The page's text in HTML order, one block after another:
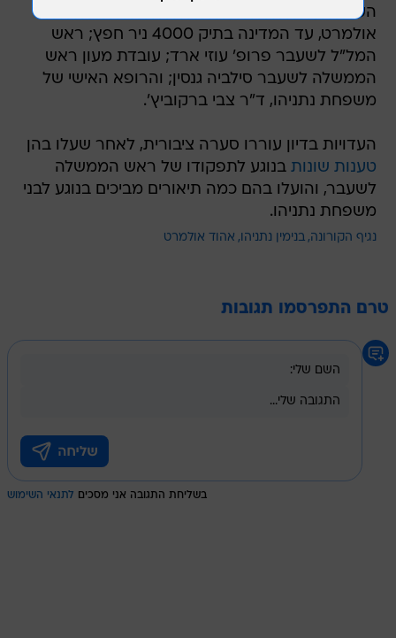
העידו, בין היתר, בנימין, שרה ויאיר נתניהו, אהוד
אולמרט, עד המדינה בתיק 4000 ניר חפץ; ראש
המל"ל לשעבר פרופ' עוזי ארד; עובדת מעון ראש
הממשלה לשעבר סילביה גנסין; והרופא האישי של
משפחת נתניהו, ד"ר צבי ברקוביץ'.
העדויות בדיון עוררו סערה ציבורית, לאחר שעלו בהן
טענות שונות בנוגע לתפקודו של ראש הממשלה
לשעבר, והועלו בהם כמה תיאורים מביכים בנוגע לבני
משפחת נתניהו.
נגיף הקורונה בנימין נתניהו אהוד אולמרט
טרם התפרסמו תגובות
בשליחת התגובה אני מסכים לתנאי השימוש